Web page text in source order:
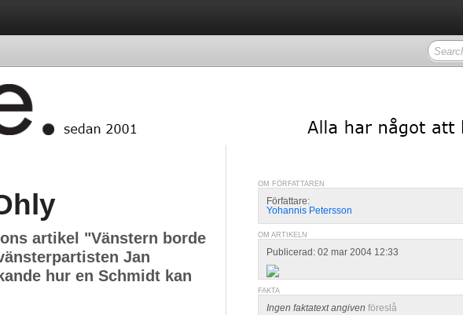
artikel "Vänstern borde
Jan
hur en Schmidt kan
OM FÖRFATTAREN
Författare:
Yohannis Petersson
OM ARTIKELN
Publicerad: 02 mar 2004 12:33
FAKTA
Ingen faktatext angiven föreslå